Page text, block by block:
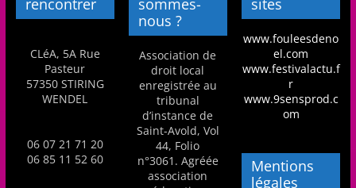
e
C
L
é
A
!
CLéA, 5A Rue
Pasteur
57350 STIRING
WENDEL
06 07 21 71 20
06 85 11 52 60
nous ?
Association de
droit local
enregistrée au
tribunal
d’instance de
Saint-Avold, Vol
44, Folio
n°3061. Agréée
association
www.fouleesdeno
el.com
www.festivalactu.f
r
www.9sensprod.c
om
Mentions
légales